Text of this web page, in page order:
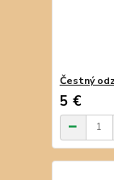
Čestný
5 €